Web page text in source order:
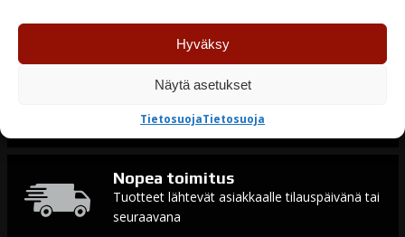
Hyväksy
Näytä asetukset
TietosuojaTietosuoja
Tuotteiden saatavuus
Laaja varastotuotevalikoima
Nopea toimitus
Tuotteet lähtevät asiakkaalle tilauspäivänä tai
seuraavana